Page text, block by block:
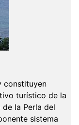
constituyen
turístico de la
la Perla del
sistema